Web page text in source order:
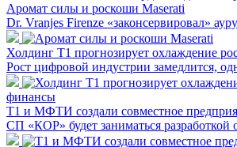
Аромат силы и роскоши Maserati
Dr. Vranjes Firenze «законсервировал»
Холдинг Т1 прогнозирует охлаждение
Рост цифровой индустрии замедлится,
финансы
Т1 и МФТИ создали совместное
СП «КОР» будет заниматься